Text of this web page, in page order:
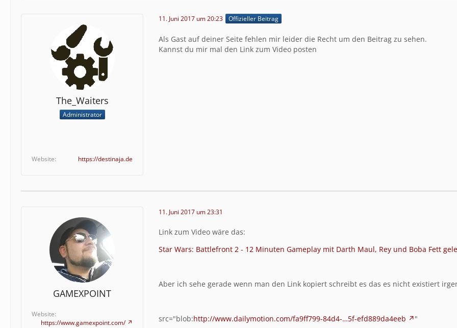
The_Waiters
Administrator
Website https://destinaja.de
11. Juni 2017 um 20:23 Offizieller Beitrag
Als Gast auf deiner Seite fehlen mir leider die Recht um den Beitrag zu sehen.
Kannst du mir mal den Link zum Video posten
GAMEXPOINT
Website
https://www.gamexpoint.com/
11. Juni 2017 um 23:31
Link zum Video wäre das:
Star Wars: Battlefront 2 - 12 Minuten Gameplay mit Darth Maul, Rey und Boba Fett
Aber ich sehe gerade wenn man den Link kopiert schreibt es das es nicht existiert
src="blob:http://www.dailymotion.com/fa9ff799-84d4-…5f-efd889da4eeb "